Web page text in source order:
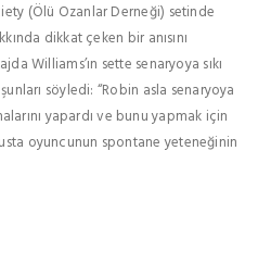
(Ölü Ozanlar Derneği) setinde
dikkat çeken bir anısını
Williams’ın sette senaryoya sıkı
söyledi: “Robin asla senaryoya
yapardı ve bunu yapmak için
oyuncunun spontane yeteneğinin